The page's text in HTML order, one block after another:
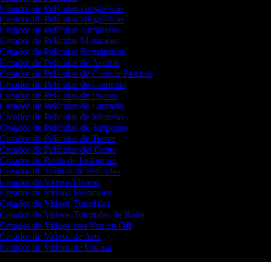
de Películas Biográficas
de Películas Biográficas
de Películas Familiares
de Películas Musicales
de Películas Románticas
de Películas de Acción
de Películas de Ciencia Ficción
de Películas de Comedia
de Películas de Drama
de Películas de Fantasía
de Películas de Misterio
de Películas de Suspenso
de Películas de Terror
de Películas del Oeste
de Reels de Instagram
de Tráilers de Películas
de Videos Fitness
de Videos Musicales
de Videos Tutoriales
de Videos Tutoriales de Baile
de Videos con Voz en Off
de Videos de Arte
de Videos de Cocina